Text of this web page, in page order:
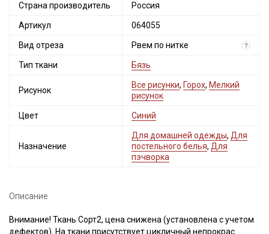
Страна производитель Россия
Артикул 064055
Вид отреза Рвем по нитке ?
Тип ткани Бязь
Рисунок
Все рисунки, Горох, Мелкий
рисунок
Цвет Синий
Назначение
Для домашней одежды, Для
постельного белья, Для
пэчворка
Описание
Внимание! Ткань Сорт2, цена снижена (установлена с учетом
дефектов). На ткани присутствует цикличный непрокрас